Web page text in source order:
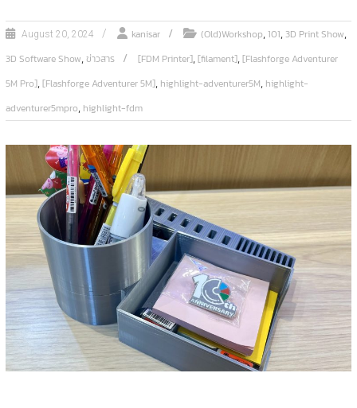
August 20, 2024 kanisar (Old)Workshop,101,3D Print Show,
3D Software Show,ข่าวสาร [FDM Printer],[filament],[Flashforge Adventurer
5M Pro],[Flashforge Adventurer 5M], highlight-adventurer5M, highlight-
adventurer5mpro, highlight-fdm